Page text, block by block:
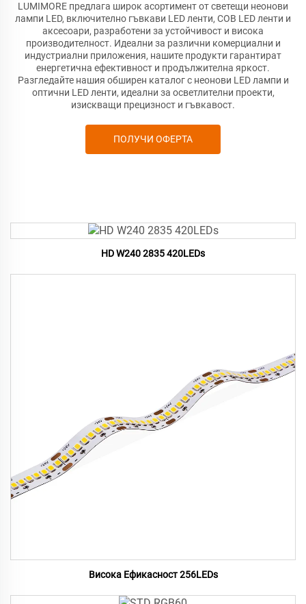
LUMIMORE предлага широк асортимент от светещи неонови
лампи LED, включително гъвкави LED ленти, COB LED ленти и
аксесоари, разработени за устойчивост и висока
производителност. Идеални за различни комерциални и
индустриални приложения, нашите продукти гарантират
енергетична ефективност и продължителна яркост.
Разгледайте нашия обширен каталог с неонови LED лампи и
оптични LED ленти, идеални за осветлителни проекти,
изискващи прецизност и гъвкавост.
ПОЛУЧИ ОФЕРТА
HD W240 2835 420LEDs
Висока Ефикасност 256LEDs